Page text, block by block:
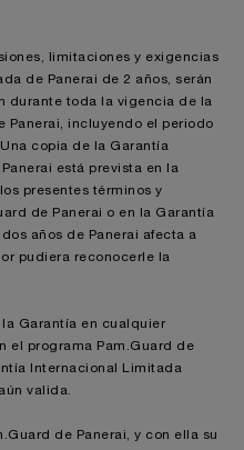
limitaciones y exigencias
de Panerai de 2 años, serán
durante toda la vigencia de la
Panerai, incluyendo el periodo
copia de la Garantía
está prevista en la
presentes términos y
de Panerai o en la Garantía
años de Panerai afecta a
pudiera reconocerle la
Garantía en cualquier
el programa Pam.Guard de
Internacional Limitada
valida.
de Panerai, y con ella su